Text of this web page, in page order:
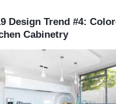
Design Trend #4:
Cabinetry